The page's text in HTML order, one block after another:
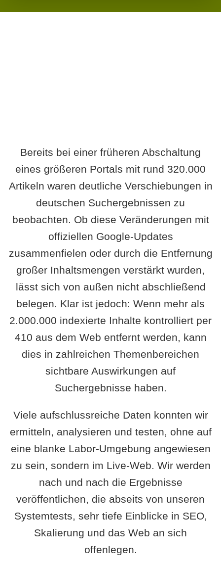
Bereits bei einer früheren Abschaltung
eines größeren Portals mit rund 320.000
Artikeln waren deutliche Verschiebungen in
deutschen Suchergebnissen zu
beobachten. Ob diese Veränderungen mit
offiziellen Google-Updates
zusammenfielen oder durch die Entfernung
großer Inhaltsmengen verstärkt wurden,
lässt sich von außen nicht abschließend
belegen. Klar ist jedoch: Wenn mehr als
2.000.000 indexierte Inhalte kontrolliert per
410 aus dem Web entfernt werden, kann
dies in zahlreichen Themenbereichen
sichtbare Auswirkungen auf
Suchergebnisse haben.
Viele aufschlussreiche Daten konnten wir
ermitteln, analysieren und testen, ohne auf
eine blanke Labor-Umgebung angewiesen
zu sein, sondern im Live-Web. Wir werden
nach und nach die Ergebnisse
veröffentlichen, die abseits von unseren
Systemtests, sehr tiefe Einblicke in SEO,
Skalierung und das Web an sich
offenlegen.